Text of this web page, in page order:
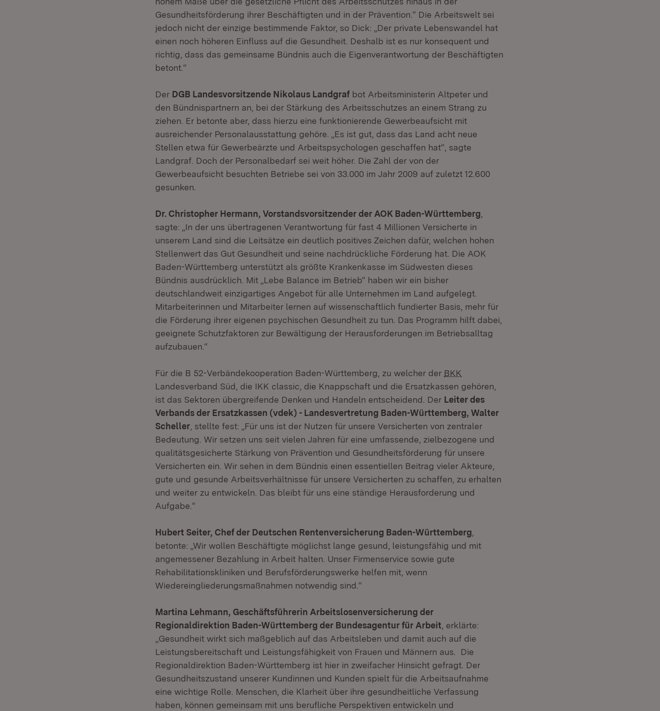
Gesundheitsförderung ihrer Beschäftigten und in der Prävention.“ Die Arbeitswelt sei
jedoch nicht der einzige bestimmende Faktor, so Dick: „Der private Lebenswandel hat
einen noch höheren Einfluss auf die Gesundheit. Deshalb ist es nur konsequent und
richtig, dass das gemeinsame Bündnis auch die Eigenverantwortung der Beschäftigten
betont.“
Der DGB Landesvorsitzende Nikolaus Landgraf bot Arbeitsministerin Altpeter und
den Bündnispartnern an, bei der Stärkung des Arbeitsschutzes an einem Strang zu
ziehen. Er betonte aber, dass hierzu eine funktionierende Gewerbeaufsicht mit
ausreichender Personalausstattung gehöre. „Es ist gut, dass das Land acht neue
Stellen etwa für Gewerbeärzte und Arbeitspsychologen geschaffen hat“, sagte
Landgraf. Doch der Personalbedarf sei weit höher. Die Zahl der von der
Gewerbeaufsicht besuchten Betriebe sei von 33.000 im Jahr 2009 auf zuletzt 12.600
gesunken.
Dr. Christopher Hermann, Vorstandsvorsitzender der AOK Baden-Württemberg
sagte: „In der uns übertragenen Verantwortung für fast 4 Millionen Versicherte in
unserem Land sind die Leitsätze ein deutlich positives Zeichen dafür, welchen hohen
Stellenwert das Gut Gesundheit und seine nachdrückliche Förderung hat. Die AOK
Baden-Württemberg unterstützt als größte Krankenkasse im Südwesten dieses
Bündnis ausdrücklich. Mit „Lebe Balance im Betrieb“ haben wir ein bisher
deutschlandweit einzigartiges Angebot für alle Unternehmen im Land aufgelegt.
Mitarbeiterinnen und Mitarbeiter lernen auf wissenschaftlich fundierter Basis, mehr für
die Förderung ihrer eigenen psychischen Gesundheit zu tun. Das Programm hilft dabei,
geeignete Schutzfaktoren zur Bewältigung der Herausforderungen im Betriebsalltag
aufzubauen.“
Für die B 52-Verbändekooperation Baden-Württemberg, zu welcher der BKK
Landesverband Süd, die IKK classic, die Knappschaft und die Ersatzkassen gehören,
ist das Sektoren übergreifende Denken und Handeln entscheidend. Der Leiter des
Verbands der Ersatzkassen (vdek) - Landesvertretung Baden-Württemberg, Walter
Scheller , stellte fest: „Für uns ist der Nutzen für unsere Versicherten von zentraler
Bedeutung. Wir setzen uns seit vielen Jahren für eine umfassende, zielbezogene und
qualitätsgesicherte Stärkung von Prävention und Gesundheitsförderung für unsere
Versicherten ein. Wir sehen in dem Bündnis einen essentiellen Beitrag vieler Akteure,
gute und gesunde Arbeitsverhältnisse für unsere Versicherten zu schaffen, zu erhalten
und weiter zu entwickeln. Das bleibt für uns eine ständige Herausforderung und
Aufgabe.“
Hubert Seiter, Chef der Deutschen Rentenversicherung Baden-Württemberg
betonte: „Wir wollen Beschäftigte möglichst lange gesund, leistungsfähig und mit
angemessener Bezahlung in Arbeit halten. Unser Firmenservice sowie gute
Rehabilitationskliniken und Berufsförderungswerke helfen mit, wenn
Wiedereingliederungsmaßnahmen notwendig sind.“
Martina Lehmann, Geschäftsführerin Arbeitslosenversicherung der
Regionaldirektion Baden-Württemberg der Bundesagentur für Arbeit , erklärte:
„Gesundheit wirkt sich maßgeblich auf das Arbeitsleben und damit auch auf die
Leistungsbereitschaft und Leistungsfähigkeit von Frauen und Männern aus. Die
Regionaldirektion Baden-Württemberg ist hier in zweifacher Hinsicht gefragt. Der
Gesundheitszustand unserer Kundinnen und Kunden spielt für die Arbeitsaufnahme
eine wichtige Rolle. Menschen, die Klarheit über ihre gesundheitliche Verfassung
haben, können gemeinsam mit uns berufliche Perspektiven entwickeln und